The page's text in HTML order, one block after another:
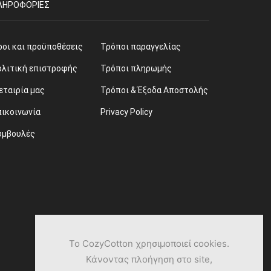
και προϋποθέσεις
επιστροφής
μας
Τρόποι παραγγελίας
Τρόποι πληρωμής
Τρόποι & Έξοδα Αποστολής
Privacy Policy
Το CozyCotton χρησιμοποιεί cookies.
Κάνοντας πλοήγηση στο site,